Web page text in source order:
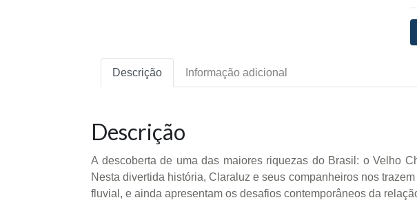
Descrição Informação adicional
Descrição
A descoberta de uma das maiores riquezas do Brasil: o Velho
Nesta divertida história, Claraluz e seus companheiros nos
fluvial, e ainda apresentam os desafios contemporâneos da